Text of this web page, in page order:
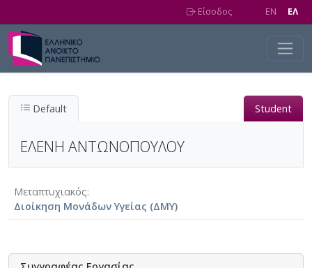
Είσοδος EN EΛ
Default Student
ΕΛΕΝΗ ΑΝΤΩΝΟΠΟΥΛΟΥ
Μεταπτυχιακός
Διοίκηση Μονάδων Υγείας (ΔΜΥ)